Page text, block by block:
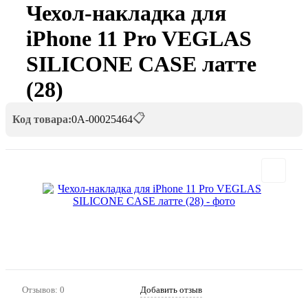
Чехол-накладка для
iPhone 11 Pro VEGLAS
SILICONE CASE латте
(28)
Код товара:0А-00025464📋
Отзывов: 0
Добавить отзыв